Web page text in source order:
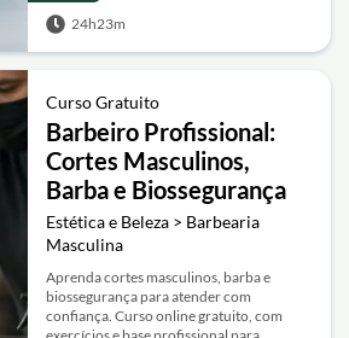
24h23m
Curso Gratuito
Barbeiro Profissional:
Cortes Masculinos,
Barba e Biossegurança
Estética e Beleza > Barbearia
Masculina
Aprenda cortes masculinos, barba e
biossegurança para atender com
confiança. Curso online gratuito, com